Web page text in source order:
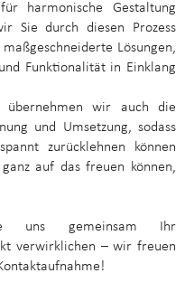
harmonische Gestaltung
Sie durch diesen Prozess
Lösungen,
Funktionalität in Einklang
übernehmen wir auch die
und Umsetzung, sodass
zurücklehnen können
auf das freuen können,
uns gemeinsam Ihr
verwirklichen – wir freuen
!